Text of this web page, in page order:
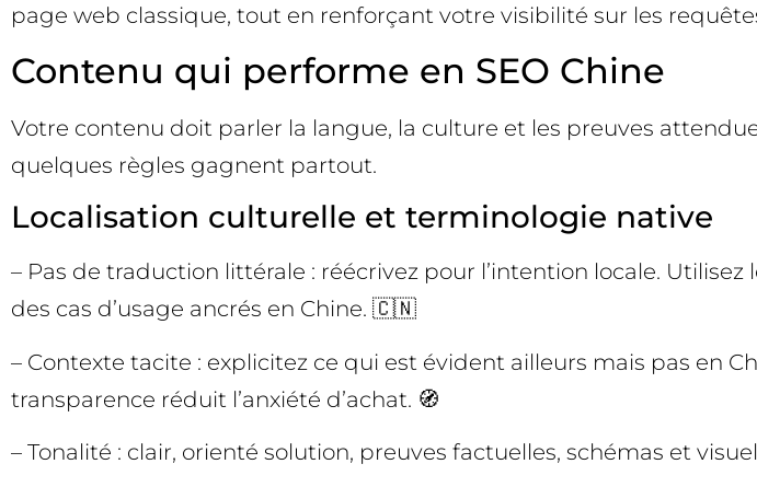
page web classique, tout en renforçant votre visibilité sur les
Contenu qui performe en SEO Chine
Votre contenu doit parler la langue, la culture et les preuves
quelques règles gagnent partout.
Localisation culturelle et terminologie native
– Pas de traduction littérale : réécrivez pour l’intention locale.
des cas d’usage ancrés en Chine. 🇨🇳
– Contexte tacite : explicitez ce qui est évident ailleurs mais pas en
transparence réduit l’anxiété d’achat. 🧭
– Tonalité : clair, orienté solution, preuves factuelles, schémas et